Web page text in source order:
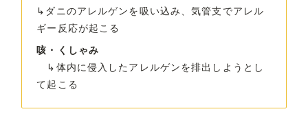
↳ダニのアレルゲンを吸い込み、気管支でアレル
ギー反応が起こる
咳・くしゃみ
↳体内に侵入したアレルゲンを排出しようとし
て起こる